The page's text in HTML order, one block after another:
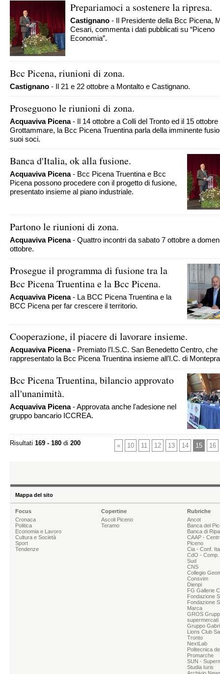
Prepariamoci a sostenere la ripresa.
Castignano - Il Presidente della Bcc Picena,
Cesari, commenta i dati pubblicati su “Piceno
Economia”.
Bcc Picena, riunioni di zona.
Castignano - Il 21 e 22 ottobre a Montalto e Castignano.
Proseguono le riunioni di zona.
Acquaviva Picena- Il 14 ottobre a Colli del Tronto ed il 15 ottobre
Grottammare, la Bcc Picena Truentina parla della imminente
suoi soci.
Banca d'Italia, ok alla fusione.
Acquaviva Picena- Bcc Picena Truentina e Bcc
Picena possono procedere con il progetto di fusione,
presentato insieme al piano industriale.
Partono le riunioni di zona.
Acquaviva Picena- Quattro incontri da sabato 7 ottobre a
ottobre.
Prosegue il programma di fusione tra la
Bcc Picena Truentina e la Bcc Picena.
Acquaviva Picena- La BCC Picena Truentina e la
BCC Picena per far crescere il territorio.
Cooperazione, il piacere di lavorare insieme.
Acquaviva Picena- Premiato l’I.S.C. San Benedetto Centro, che
rappresentato la Bcc Picena Truentina insieme all’I.C. di
Bcc Picena Truentina, bilancio approvato
all'unanimità.
Acquaviva Picena- Approvata anche l'adesione nel
gruppo bancario ICCREA.
Risultati 169 - 180 di 200 « 10 11 12 13 14 15 16
Mappa del sito
Focus
Cronaca
Politica
Economia e Lavoro
Cultura e Società
Sport
Tendenze
Copertine
Ascoli Piceno
Teramo
Rubriche
Ancot
Banca del
Banca di
CAAP -
Piceno
Cia - Conf.
CdO -
Sud
CNS
Collegio
Consvim
Dienpi
FG Gallerie
Fondazione
Fondazione
Marca
GROS
supermercati
Gruppo
Lions Club
Tronto
NextLab
Politecnica
Promarche
SUN -
Studia Iuris